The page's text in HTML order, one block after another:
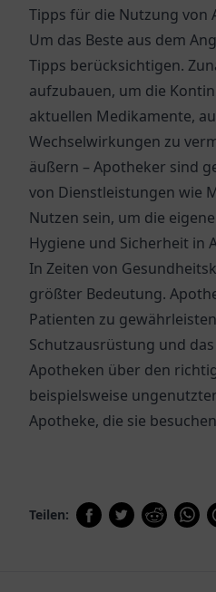
Tipps für die Nutzung von
Um das Beste aus dem
Tipps berücksichtigen.
aufzubauen, um die
aktuellen Medikamente,
Wechselwirkungen zu
äußern – Apotheker sind
von Dienstleistungen wie
Nutzen sein, um die
Hygiene und Sicherheit in
In Zeiten von
größter Bedeutung.
Patienten zu
Schutzausrüstung und
Apotheken über den
beispielsweise
Apotheke, die sie
Teilen: